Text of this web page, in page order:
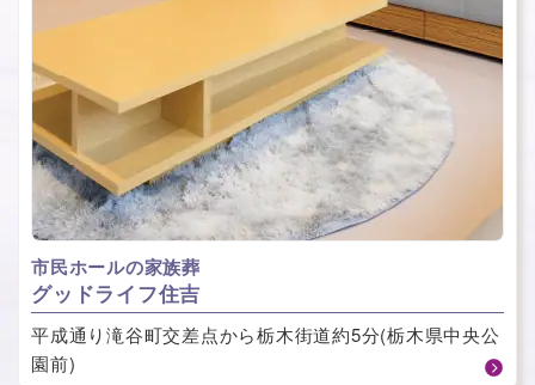
市民ホールの家族葬
グッドライフ住吉
平成通り滝谷町交差点から栃木街道約5分(栃木県中央公
園前)